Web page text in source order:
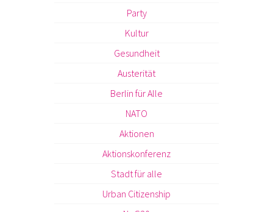
Party
Kultur
Gesundheit
Austerität
Berlin für Alle
NATO
Aktionen
Aktionskonferenz
Stadt für alle
Urban Citizenship